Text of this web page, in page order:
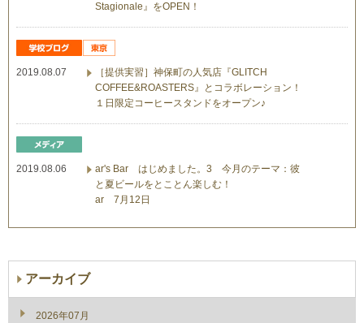
Stagionale』をOPEN！
2019.08.07
［提供実習］神保町の人気店『GLITCH
COFFEE&ROASTERS』とコラボレーション！
１日限定コーヒースタンドをオープン♪
2019.08.06
ar's Bar はじめました。3 今月のテーマ：彼
と夏ビールをとことん楽しむ！
ar 7月12日
アーカイブ
2026年07月